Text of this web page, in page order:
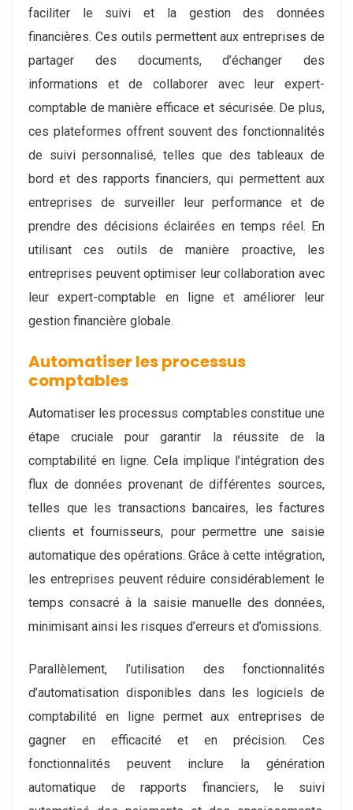
faciliter le suivi et la gestion des données
financières. Ces outils permettent aux entreprises de
partager des documents, d’échanger des
informations et de collaborer avec leur expert-
comptable de manière efficace et sécurisée. De plus,
ces plateformes offrent souvent des fonctionnalités
de suivi personnalisé, telles que des tableaux de
bord et des rapports financiers, qui permettent aux
entreprises de surveiller leur performance et de
prendre des décisions éclairées en temps réel. En
utilisant ces outils de manière proactive, les
entreprises peuvent optimiser leur collaboration avec
leur expert-comptable en ligne et améliorer leur
gestion financière globale.
Automatiser les processus
comptables
Automatiser les processus comptables constitue une
étape cruciale pour garantir la réussite de la
comptabilité en ligne. Cela implique l’intégration des
flux de données provenant de différentes sources,
telles que les transactions bancaires, les factures
clients et fournisseurs, pour permettre une saisie
automatique des opérations. Grâce à cette intégration,
les entreprises peuvent réduire considérablement le
temps consacré à la saisie manuelle des données,
minimisant ainsi les risques d’erreurs et d’omissions.
Parallèlement, l’utilisation des fonctionnalités
d’automatisation disponibles dans les logiciels de
comptabilité en ligne permet aux entreprises de
gagner en efficacité et en précision. Ces
fonctionnalités peuvent inclure la génération
automatique de rapports financiers, le suivi